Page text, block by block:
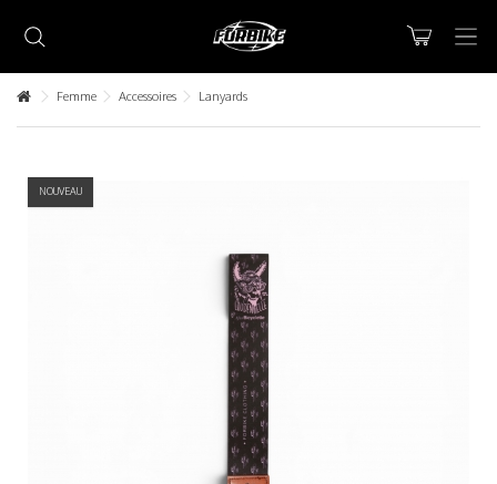
Lorem ipsum dolor sit amet
Lorem ipsum dolor sit amet, consectetur adipisicing elit, sed do
eiusmod tempor incididunt ut labore et dolore magna aliqua. Ut
enim ad minim veniam, quis nostrud exercitation ullamco laboris nisi
ut aliquip ex ea commodo consequat.
Lorem ipsum dolor sit amet
Lorem ipsum dolor sit amet, consectetur adipisicing elit, sed do
eiusmod tempor incididunt ut labore et dolore magna aliqua. Ut
enim ad minim veniam, quis nostrud exercitation ullamco laboris nisi
ut aliquip ex ea commodo consequat.
Femme Accessoires Lanyards
NOUVEAU